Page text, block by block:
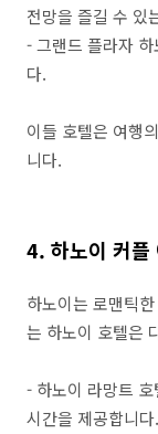
전망을 즐길 수 있
- 그랜드 플라자
다.
이들 호텔은 여행
니다.
4. 하노이 커플
하노이는 로맨틱
는 하노이 호텔은
- 하노이 라망트
시간을 제공합니다.